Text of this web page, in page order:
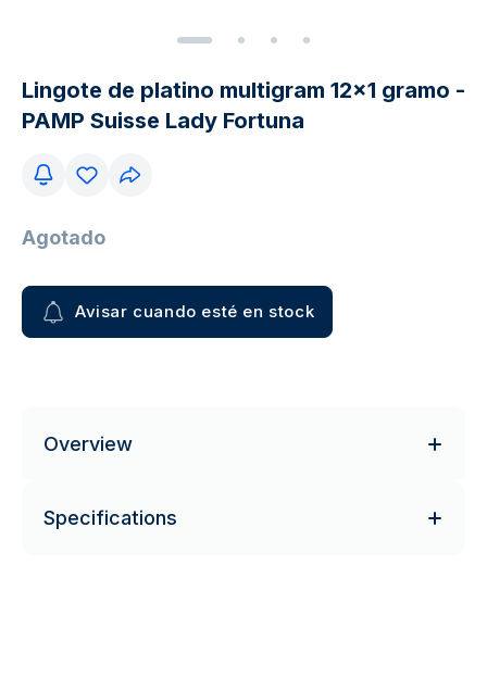
Lingote de platino multigram 12x1 gramo -
PAMP Suisse Lady Fortuna
Agotado
Avisar cuando esté en stock
Overview
Specifications